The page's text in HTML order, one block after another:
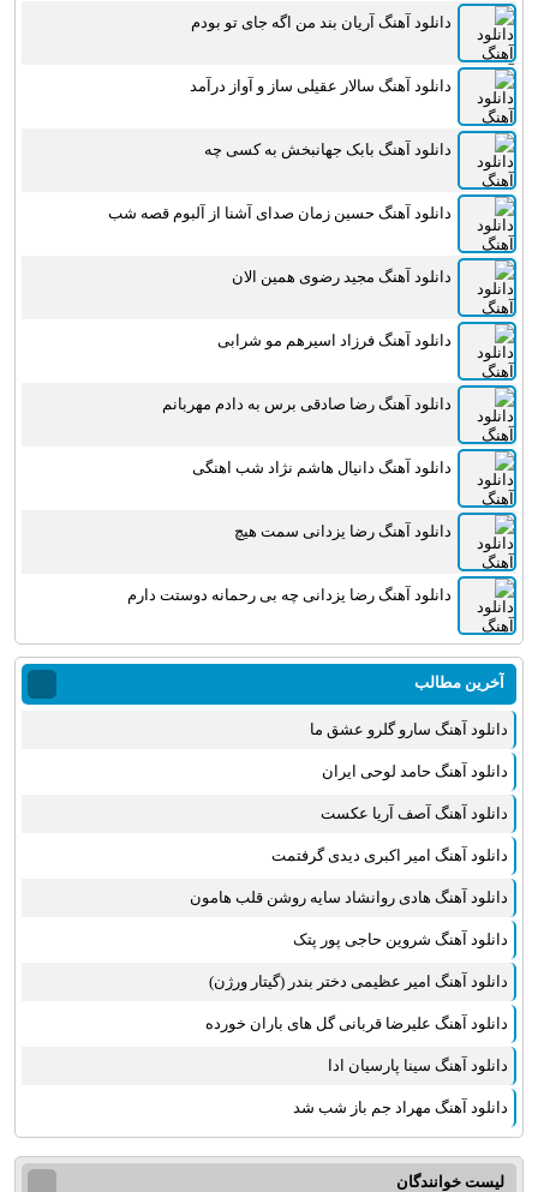
دانلود آهنگ آریان بند من اگه جای تو بودم
دانلود آهنگ سالار عقیلی ساز و آواز درآمد
دانلود آهنگ بابک جهانبخش به کسی چه
دانلود آهنگ حسین زمان صدای آشنا از آلبوم قصه شب
دانلود آهنگ مجید رضوی همین الان
دانلود آهنگ فرزاد اسیرهم مو شرابی
دانلود آهنگ رضا صادقی برس به دادم مهربانم
دانلود آهنگ دانیال هاشم نژاد شب اهنگی
دانلود آهنگ رضا یزدانی سمت هیچ
دانلود آهنگ رضا یزدانی چه بی رحمانه دوستت دارم
آخرین مطالب
دانلود آهنگ سارو گلرو عشق ما
دانلود آهنگ حامد لوحی ایران
دانلود آهنگ آصف آریا عکست
دانلود آهنگ امیر اکبری دیدی گرفتمت
دانلود آهنگ هادی روانشاد سایه روشن قلب هامون
دانلود آهنگ شروین حاجی پور پتک
دانلود آهنگ امیر عظیمی دختر بندر (گیتار ورژن)
دانلود آهنگ علیرضا قربانی گل های باران خورده
دانلود آهنگ سینا پارسیان ادا
دانلود آهنگ مهراد جم باز شب شد
لیست خوانندگان